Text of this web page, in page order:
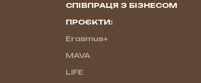
СПІВПРАЦЯ З БІЗНЕСОМ
ПРОЄКТИ:
Erasmus+
MAVA
LIFE